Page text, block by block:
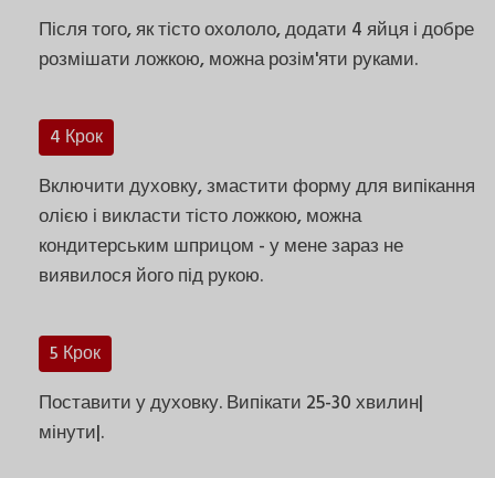
Після того, як тісто охололо, додати 4 яйця і добре
розмішати ложкою, можна розім'яти руками.
4 Крок
Включити духовку, змастити форму для випікання
олією і викласти тісто ложкою, можна
кондитерським шприцом - у мене зараз не
виявилося його під рукою.
5 Крок
Поставити у духовку. Випікати 25-30 хвилин|
мінути|.